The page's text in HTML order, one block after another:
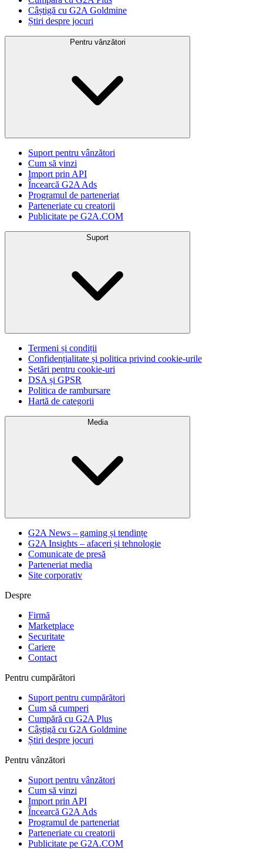
Câștigă cu G2A Goldmine
Știri despre jocuri
Pentru vânzători
Suport pentru vânzători
Cum să vinzi
Import prin API
Încearcă G2A Ads
Programul de parteneriat
Parteneriate cu creatorii
Publicitate pe G2A.COM
Suport
Termeni și condiții
Confidențialitate și politica privind cookie-urile
Setări pentru cookie-uri
DSA și GPSR
Politica de rambursare
Hartă de categorii
Media
G2A News – gaming și tendințe
G2A Insights – afaceri și tehnologie
Comunicate de presă
Parteneriat media
Site corporativ
Despre
Firmă
Marketplace
Securitate
Cariere
Contact
Pentru cumpărători
Suport pentru cumpărători
Cum să cumperi
Cumpără cu G2A Plus
Câștigă cu G2A Goldmine
Știri despre jocuri
Pentru vânzători
Suport pentru vânzători
Cum să vinzi
Import prin API
Încearcă G2A Ads
Programul de parteneriat
Parteneriate cu creatorii
Publicitate pe G2A.COM